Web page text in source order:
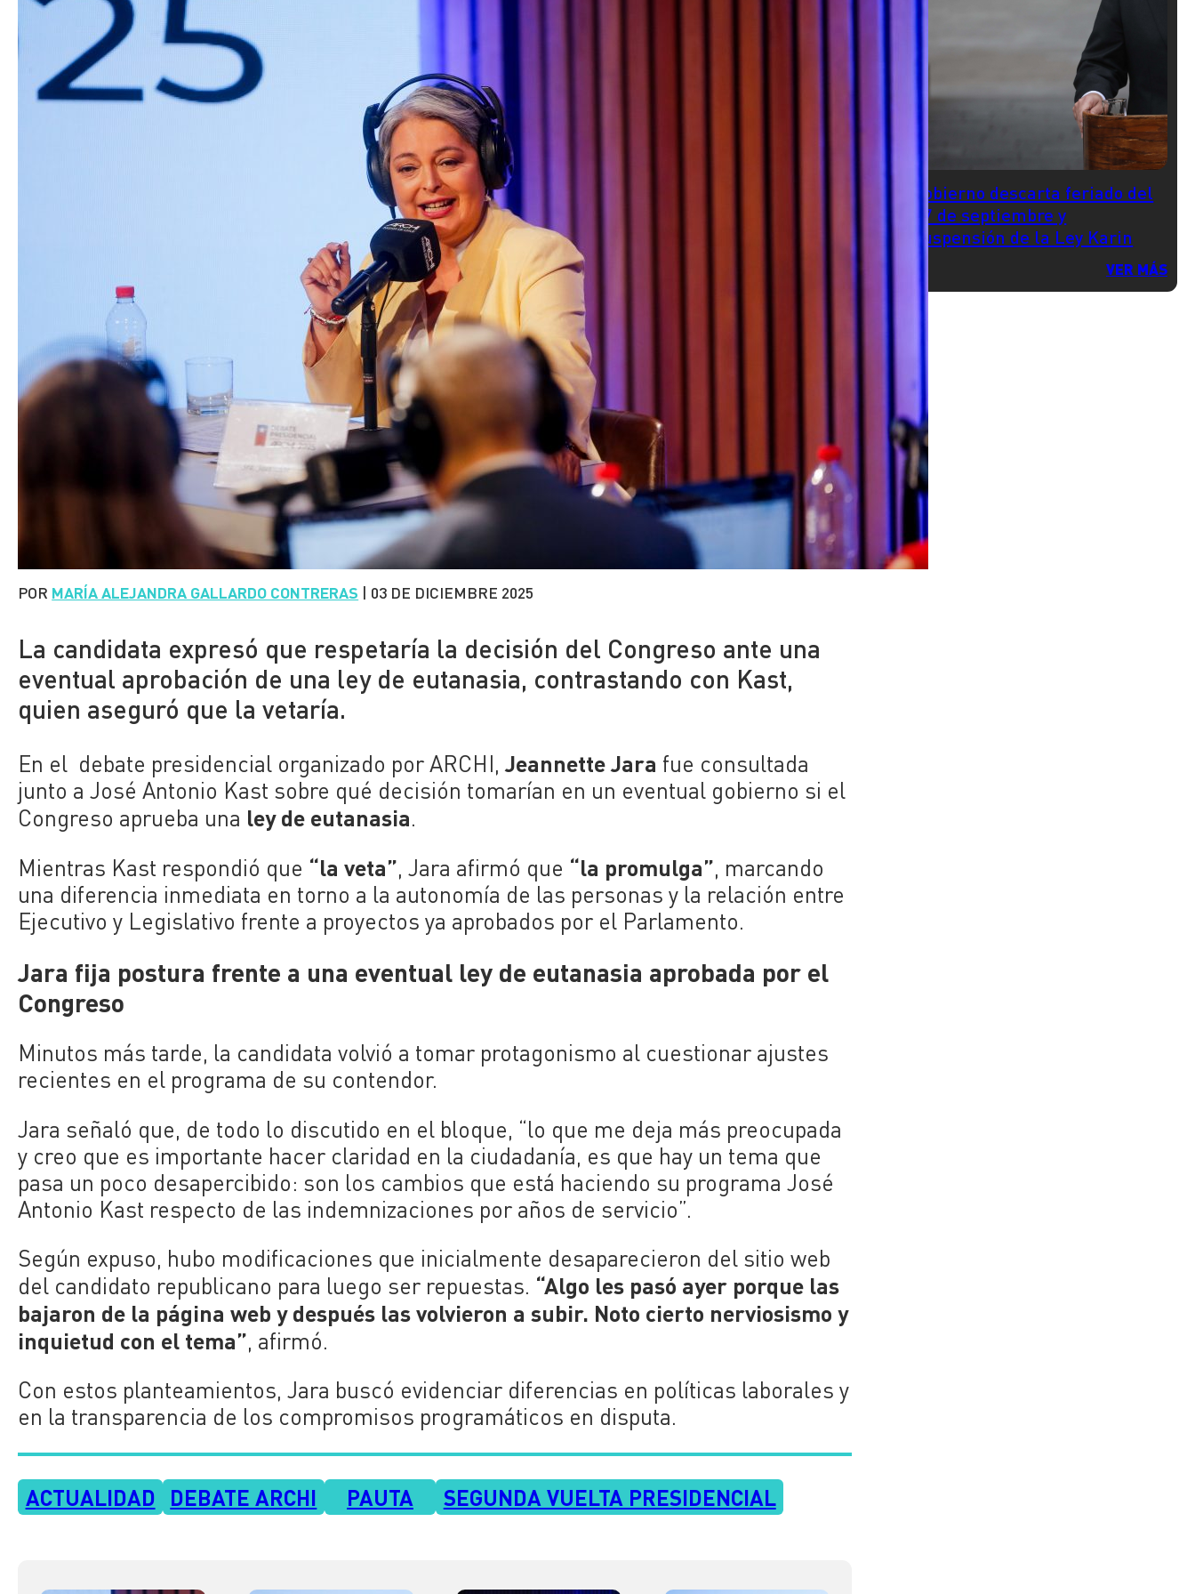
POR MARÍA ALEJANDRA GALLARDO CONTRERAS | 03 DE DICIEMBRE 2025
La candidata expresó que respetaría la decisión del Congreso ante una
eventual aprobación de una ley de eutanasia, contrastando con Kast,
quien aseguró que la vetaría.
En el debate presidencial organizado por ARCHI,Jeannette Jara fue consultada
junto a José Antonio Kast sobre qué decisión tomarían en un eventual gobierno si el
Congreso aprueba una ley de eutanasia.
Mientras Kast respondió que “la veta”, Jara afirmó que “la promulga”, marcando
una diferencia inmediata en torno a la autonomía de las personas y la relación entre
Ejecutivo y Legislativo frente a proyectos ya aprobados por el Parlamento.
Jara fija postura frente a una eventual ley de eutanasia aprobada por el
Congreso
Minutos más tarde, la candidata volvió a tomar protagonismo al cuestionar ajustes
recientes en el programa de su contendor.
Jara señaló que, de todo lo discutido en el bloque, “lo que me deja más preocupada
y creo que es importante hacer claridad en la ciudadanía, es que hay un tema que
pasa un poco desapercibido: son los cambios que está haciendo su programa José
Antonio Kast respecto de las indemnizaciones por años de servicio”.
Según expuso, hubo modificaciones que inicialmente desaparecieron del sitio web
del candidato republicano para luego ser repuestas. “Algo les pasó ayer porque las
bajaron de la página web y después las volvieron a subir. Noto cierto nerviosismo y
inquietud con el tema”, afirmó.
Con estos planteamientos, Jara buscó evidenciar diferencias en políticas laborales y
en la transparencia de los compromisos programáticos en disputa.
ACTUALIDAD DEBATE ARCHI PAUTA SEGUNDA VUELTA PRESIDENCIAL
Gobierno descarta feriado del
17 de septiembre y
suspensión de la Ley Karin
VER MÁS